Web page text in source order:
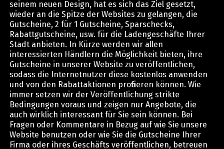
seinem neuen Design, hat es sich das Ziel gesetzt,
wieder an die Spitze der Websites zu gelangen, die
Gutscheine, 2 für 1 Gutscheine, Sparschecks,
Rabattgutscheine, usw. für die Ladengeschäfte Ihrer
Stadt anbieten. In Kürze werden wir allen
interessierten Händlern die Möglichkeit bieten, ihre
Gutscheine in unserer Website zu veröffentlichen,
sodass die Internetnutzer diese kostenlos anwenden
und von den Rabattaktionen profitieren können. Wie
immer setzen wir der Veröffentlichung strikte
Bedingungen voraus und zeigen nur Angebote, die
auch wirklich interessant für Sie sein können. Bei
Fragen oder Kommentare in Bezug auf wie Sie unsere
Website benutzen oder wie Sie die Gutscheine Ihrer
Firma oder ihres Geschäfts veröffentlichen, betreuen